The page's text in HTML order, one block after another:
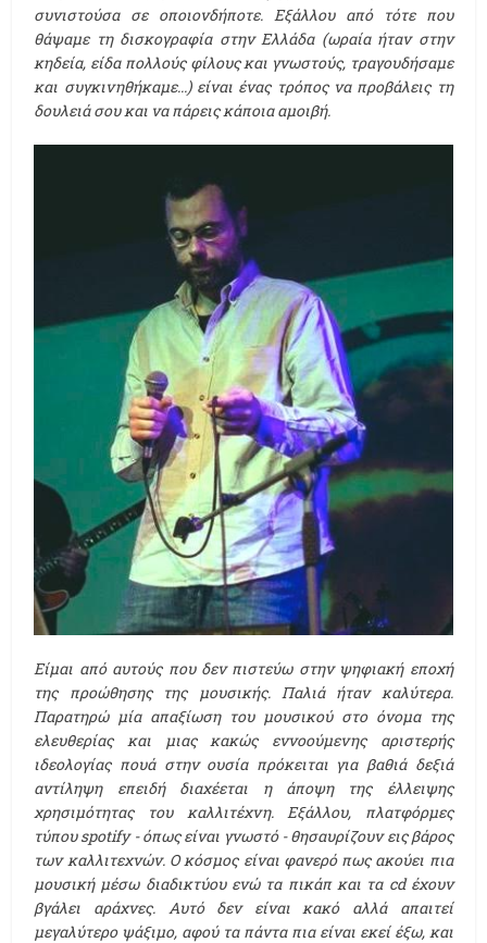
συνιστούσα σε οποιονδήποτε. Εξάλλου από τότε που
θάψαμε τη δισκογραφία στην Ελλάδα (ωραία ήταν στην
κηδεία, είδα πολλούς φίλους και γνωστούς, τραγουδήσαμε
και συγκινηθήκαμε...) είναι ένας τρόπος να προβάλεις τη
δουλειά σου και να πάρεις κάποια αμοιβή.
Είμαι από αυτούς που δεν πιστεύω στην ψηφιακή εποχή
της προώθησης της μουσικής. Παλιά ήταν καλύτερα.
Παρατηρώ μία απαξίωση του μουσικού στο όνομα της
ελευθερίας και μιας κακώς εννοούμενης αριστερής
ιδεολογίας πουά στην ουσία πρόκειται για βαθιά δεξιά
αντίληψη επειδή διαχέεται η άποψη της έλλειψης
χρησιμότητας του καλλιτέχνη. Εξάλλου, πλατφόρμες
τύπου spotify - όπως είναι γνωστό - θησαυρίζουν εις βάρος
των καλλιτεχνών. Ο κόσμος είναι φανερό πως ακούει πια
μουσική μέσω διαδικτύου ενώ τα πικάπ και τα cd έχουν
βγάλει αράχνες. Αυτό δεν είναι κακό αλλά απαιτεί
μεγαλύτερο ψάξιμο, αφού τα πάντα πια είναι εκεί έξω, και